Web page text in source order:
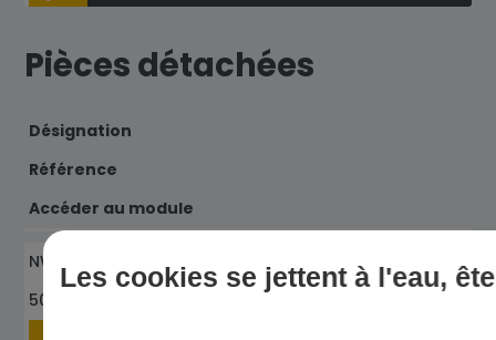
Pièces détachées
Désignation
Référence
Accéder au module
NW 25 1"
506026
Les cookies se jettent à l'eau,